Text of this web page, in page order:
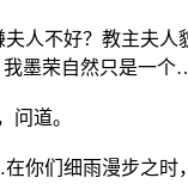
人不好？教主夫
我墨荣自然只是一
问道。
们细雨漫步之时